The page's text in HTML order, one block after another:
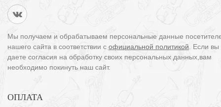
Мы получаем и обрабатываем персональные данные
нашего сайта в соответствии с официальной политикой . Если
даете согласия на обработку своих персональных данных,вам
необходимо покинуть наш сайт.
ОПЛАТА